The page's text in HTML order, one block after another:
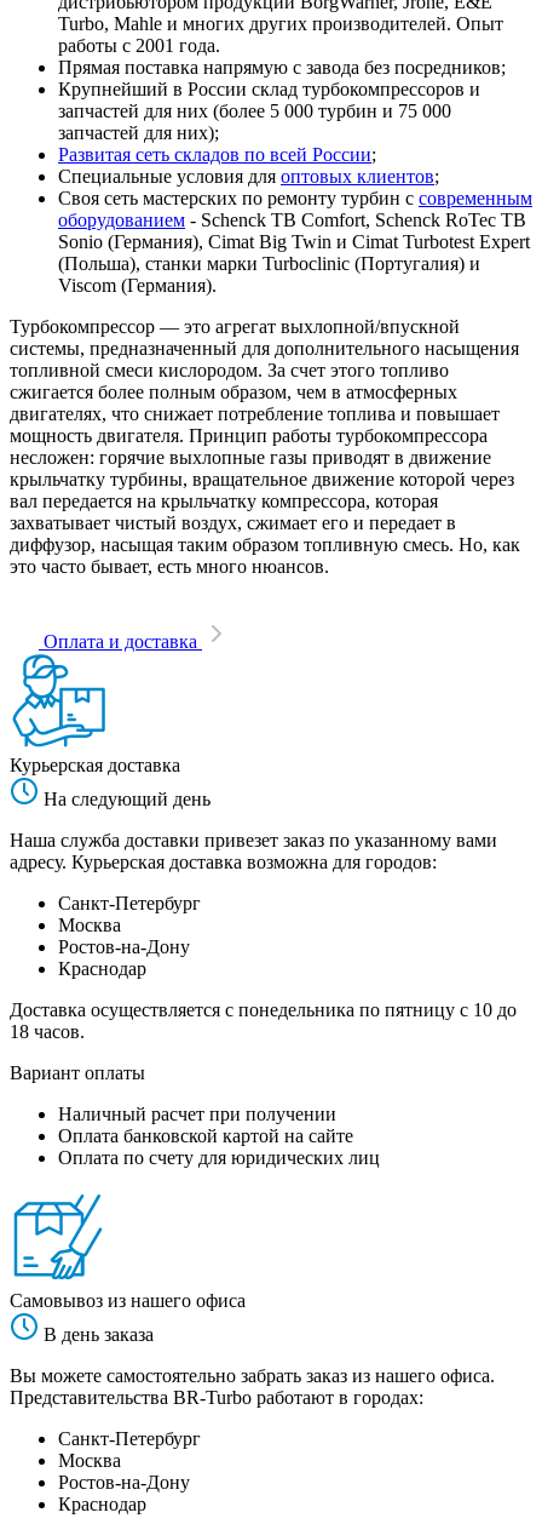
Turbo, Mahle и многих других производителей. Опыт
работы с 2001 года.
Прямая поставка напрямую с завода без посредников;
Крупнейший в России склад турбокомпрессоров и
запчастей для них (более 5 000 турбин и 75 000
запчастей для них);
Развитая сеть складов по всей России;
Специальные условия для оптовых клиентов;
Своя сеть мастерских по ремонту турбин с современным
оборудованием - Schenck TB Comfort, Schenck RoTec TB
Sonio (Германия), Cimat Big Twin и Cimat Turbotest Expert
(Польша), станки марки Turboclinic (Португалия) и
Viscom (Германия).
Турбокомпрессор — это агрегат выхлопной/впускной
системы, предназначенный для дополнительного насыщения
топливной смеси кислородом. За счет этого топливо
сжигается более полным образом, чем в атмосферных
двигателях, что снижает потребление топлива и повышает
мощность двигателя. Принцип работы турбокомпрессора
несложен: горячие выхлопные газы приводят в движение
крыльчатку турбины, вращательное движение которой через
вал передается на крыльчатку компрессора, которая
захватывает чистый воздух, сжимает его и передает в
диффузор, насыщая таким образом топливную смесь. Но, как
это часто бывает, есть много нюансов.
Оплата и доставка
Курьерская доставка
На следующий день
Наша служба доставки привезет заказ по указанному вами
адресу. Курьерская доставка возможна для городов:
Санкт-Петербург
Москва
Ростов-на-Дону
Краснодар
Доставка осуществляется с понедельника по пятницу с 10 до
18 часов.
Вариант оплаты
Наличный расчет при получении
Оплата банковской картой на сайте
Оплата по счету для юридических лиц
Самовывоз из нашего офиса
В день заказа
Вы можете самостоятельно забрать заказ из нашего офиса.
Представительства BR-Turbo работают в городах:
Санкт-Петербург
Москва
Ростов-на-Дону
Краснодар